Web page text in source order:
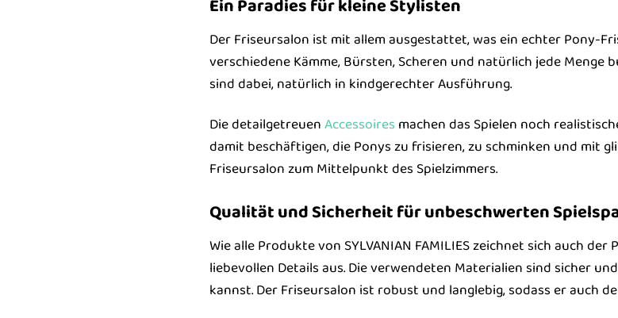
Ein Paradies für kleine Stylisten
Der Friseursalon ist mit allem ausgestattet, was ein echter Pony-
verschiedene Kämme, Bürsten, Scheren und natürlich jede Menge
sind dabei, natürlich in kindgerechter Ausführung.
Die detailgetreuenAccessoires machen das Spielen noch
damit beschäftigen, die Ponys zu frisieren, zu schminken und mit
Friseursalon zum Mittelpunkt des Spielzimmers.
Qualität und Sicherheit für unbeschwerten
Wie alle Produkte von SYLVANIAN FAMILIES zeichnet sich auch
liebevollen Details aus. Die verwendeten Materialien sind sicher
kannst. Der Friseursalon ist robust und langlebig, sodass er auch